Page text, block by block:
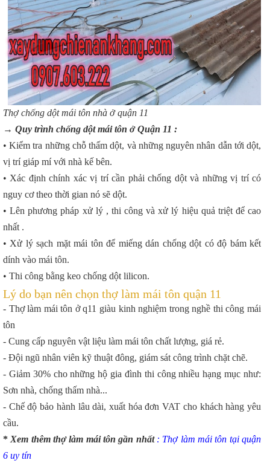
Thợ chống dột mái tôn nhà ở quận 11
→ Quy trình chống dột mái tôn ở Quận 11 :
• Kiểm tra những chỗ thấm dột, và những nguyên nhân dẫn tới dột,
vị trí giáp mí với nhà kế bên.
• Xác định chính xác vị trí cần phải chống dột và những vị trí có
nguy cơ theo thời gian nó sẽ dột.
• Lên phương pháp xử lý , thi công và xử lý hiệu quả triệt để cao
nhất .
• Xử lý sạch mặt mái tôn để miếng dán chống dột có độ bám kết
dính vào mái tôn.
• Thi công bằng keo chống dột lilicon.
Lý do bạn nên chọn thợ làm mái tôn quận 11
- Thợ làm mái tôn ở q11 giàu kinh nghiệm trong nghề thi công mái
tôn
- Cung cấp nguyên vật liệu làm mái tôn chất lượng, giá rẻ.
- Đội ngũ nhân viên kỹ thuật đông, giám sát công trình chặt chẽ.
- Giảm 30% cho những hộ gia đình thi công nhiều hạng mục như:
Sơn nhà, chống thấm nhà...
- Chế độ bảo hành lâu dài, xuất hóa đơn VAT cho khách hàng yêu
cầu.
* Xem thêm thợ làm mái tôn gần nhất : Thợ làm mái tôn tại quận
6 uy tín